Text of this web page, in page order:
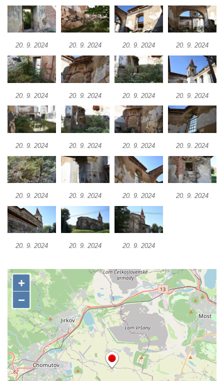
Kaple svatého Klimenta u Bílé věže v
Hradci Králové
Katedrální kostel Svatého Ducha na Velkém
náměstí v Hradci Králové
Kostel svatých Petra a Pavla v Mimoni
Kaple na návsi v Radosticích
Kaple na návsi v Borči
Výklenková kaple nad studánkou v Režném
Kaple v Bílince
Kostel Čtrnácti svatých pomocníků v
Mělníku
Kaple v areálu kostela svaté Ludmily v
Mělníku
Kostel svatého Víta v Dobřanech
Kostel svatého Mikuláše v Dobřanech
Kostel Nanebevzetí Panny Marie v
Netolicích
Kostel svatého Václava v Netolicích
Kostel svatého Vavřince v Pištíně
Kostel svatého Václava ve Zlivi
Kostel svatého Jakuba v Týně nad Vltavou
20. 9. 2024 20. 9. 2024 20. 9. 2024 20. 9. 2024
20. 9. 2024 20. 9. 2024 20. 9. 2024 20. 9. 2024
20. 9. 2024 20. 9. 2024 20. 9. 2024 20. 9. 2024
20. 9. 2024 20. 9. 2024 20. 9. 2024 20. 9. 2024
20. 9. 2024 20. 9. 2024 20. 9. 2024